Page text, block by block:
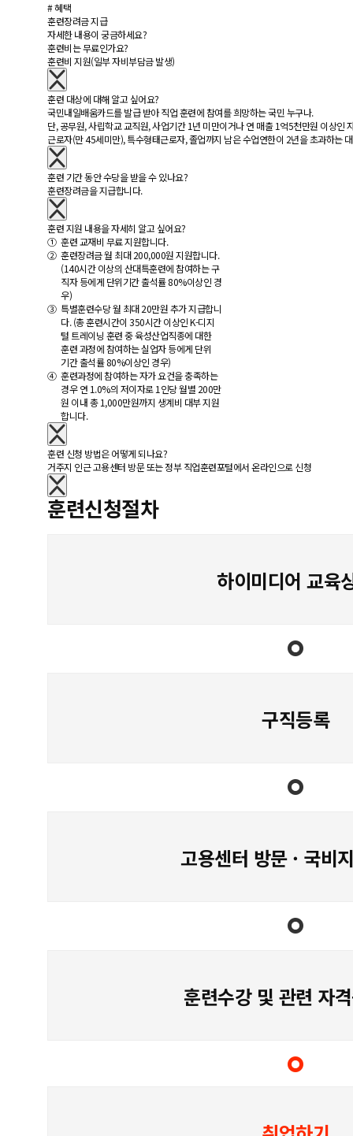
# 혜택
훈련장려금 지급
자세한 내용이 궁금하세요?
훈련비는 무료인가요?
훈련비 지원(일부 자비부담금 발생)
훈련 대상에 대해 알고 싶어요?
국민내일배움카드를 발급 받아 직업 훈련에 참여를 희망하는 국민 누구나.
단, 공무원, 사립학교 교직원, 사업기간 1년 미만이거나 연 매출 1억5천만원 이상인
근로자(만 45세미만), 특수형태근로자, 졸업까지 남은 수업연한이 2년을 초과하는
훈련 기간 동안 수당을 받을 수 있나요?
훈련장려금을 지급합니다.
훈련 지원 내용을 자세히 알고 싶어요?
① 훈련 교재비 무료 지원합니다.
② 훈련장려금 월 최대 200,000원 지원합니다.
(140시간 이상의 산대특훈련에 참여하는 구
직자 등에게 단위기간 출석률 80%이상인 경
우)
③ 특별훈련수당 월 최대 20만원 추가 지급합니
다. (총 훈련시간이 350시간 이상인 K-디지
털 트레이닝 훈련 중 육성산업직종에 대한
훈련 과정에 참여하는 실업자 등에게 단위
기간 출석률 80%이상인 경우)
④ 훈련과정에 참여하는 자가 요건을 충족하는
경우 연 1.0%의 저이자로 1인당 월별 200만
원 이내 총 1,000만원까지 생계비 대부 지원
합니다.
훈련 신청 방법은 어떻게 되나요?
거주지 인근 고용센터 방문 또는 정부 직업훈련포털에서 온라인으로 신청
훈련신청절차
하이미디어 교육
구직등록
고용센터 방문 · 국비
훈련수강 및 관련 자